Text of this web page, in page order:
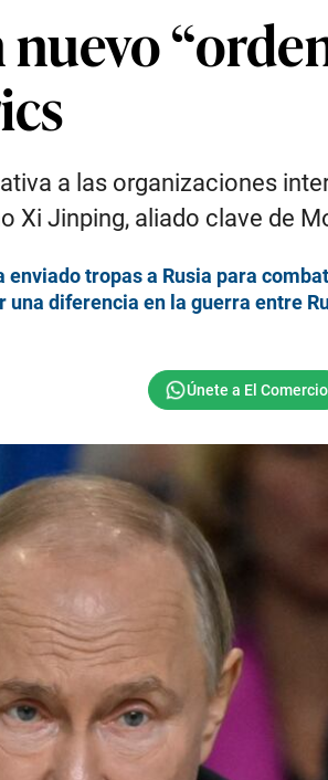
a las organizaciones
Xi Jinping, aliado clave de
tropas a Rusia para
diferencia en la guerra entre